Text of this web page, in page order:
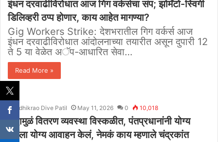
इंधन दरवाढीविरोधात आज गिग वर्कर्सचा संप; झोमॅटो-स्विगी
डिलिव्हरी ठप्प होणार, काय आहेत मागण्या?
Gig Workers Strike: देशभरातील गिग वर्कर्स आज
इंधन दरवाढीविरोधात आंदोलनाच्या तयारीत असून दुपारी 12
ते 5 या वेळेत अॅप-आधारित सेवा…
Read More »
Adhikrao Dive Patil May 11, 2026 0 10,018
युद्धामुळं वितरण व्यवस्था विस्कळीत, पंतप्रधानांनी योग्य
वेळेला योग्य आवाहन केलं, नेमकं काय म्हणाले चंद्रकांत